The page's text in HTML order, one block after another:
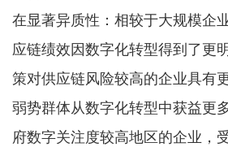
在显著异质性：相较于大规模企
应链绩效因数字化转型得到了更
策对供应链风险较高的企业具有
弱势群体从数字化转型中获益更
府数字关注度较高地区的企业，